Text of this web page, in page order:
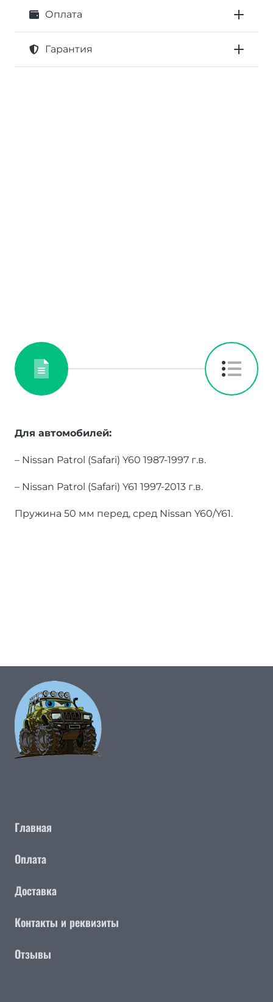
Оплата
Гарантия
Для автомобилей:
– Nissan Patrol (Safari) Y60 1987-1997 г.в.
– Nissan Patrol (Safari) Y61 1997-2013 г.в.
Пружина 50 мм перед, сред Nissan Y60/Y61.
Главная
Оплата
Доставка
Контакты и реквизиты
Отзывы